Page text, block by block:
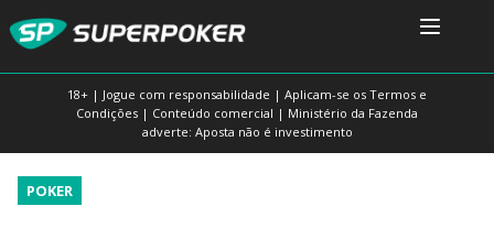
18+ | Jogue com responsabilidade | Aplicam-se os Termos e
Condições | Conteúdo comercial | Ministério da Fazenda
adverte: Aposta não é investimento
POKER